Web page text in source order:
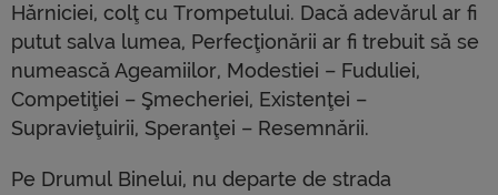
Hărniciei, colţ cu Trompetului. Dacă adevărul ar fi
putut salva lumea, Perfecţionării ar fi trebuit să se
numească Ageamiilor, Modestiei – Fuduliei,
Competiţiei – Şmecheriei, Existenţei –
Supravieţuirii, Speranţei – Resemnării.
Pe Drumul Binelui, nu departe de strada